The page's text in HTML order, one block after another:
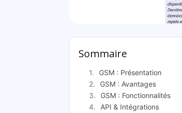
Sommaire
GSM : Présentation
GSM : Avantages
GSM : Fonctionnalités
API & Intégrations